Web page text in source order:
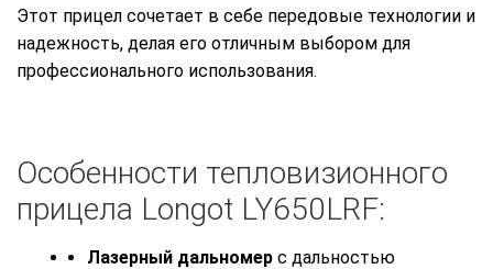
Этот прицел сочетает в себе передовые технологии и
надежность, делая его отличным выбором для
профессионального использования.
Особенности тепловизионного
прицела Longot LY650LRF:
Лазерный дальномер с дальностью